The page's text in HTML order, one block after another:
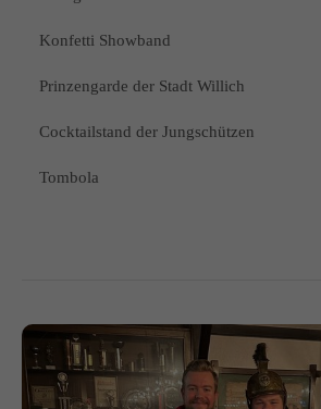
Konfetti Showband
Prinzengarde der Stadt Willich
Cocktailstand der Jungschützen
Tombola